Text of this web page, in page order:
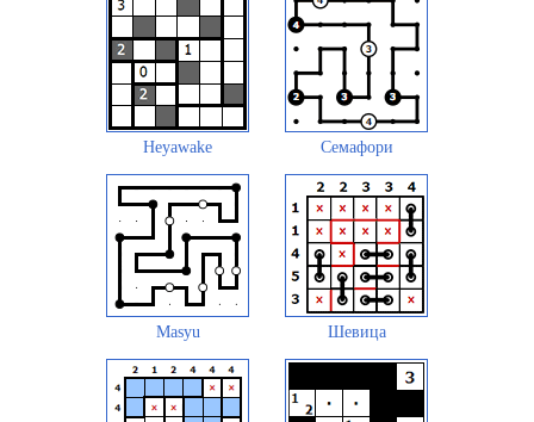
Heyawake Семафори
Masyu Шевица